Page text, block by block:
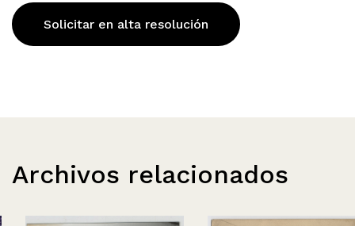
Solicitar en alta resolución
Archivos relacionados